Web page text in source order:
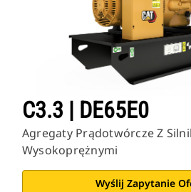
C3.3 | DE65E0
Agregaty Prądotwórcze Z
Wysokoprężnymi
Wyślij Zapytanie